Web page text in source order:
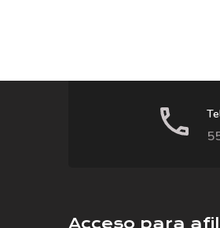
Acceso para